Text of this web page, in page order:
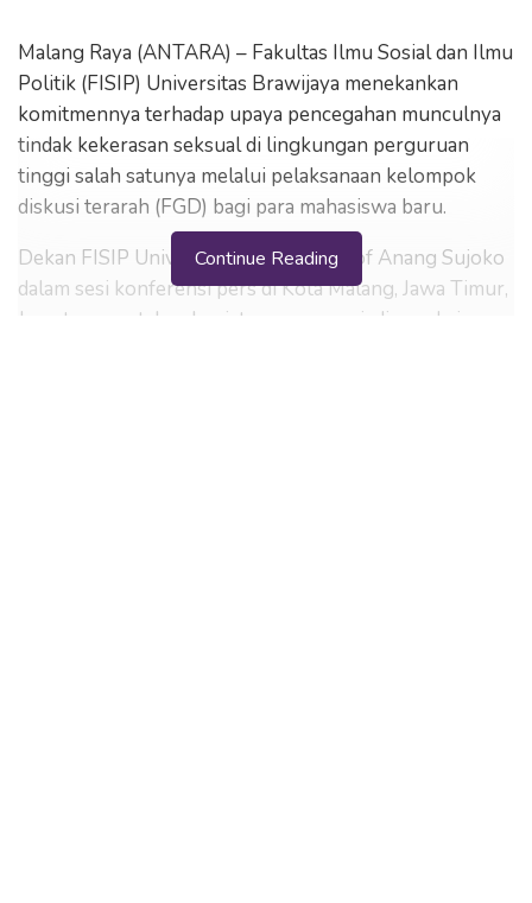
Malang Raya (ANTARA) – Fakultas Ilmu Sosial dan Ilmu
Politik (FISIP) Universitas Brawijaya menekankan
komitmennya terhadap upaya pencegahan munculnya
tindak kekerasan seksual di lingkungan perguruan
tinggi salah satunya melalui pelaksanaan kelompok
diskusi terarah (FGD) bagi para mahasiswa baru.
Dekan FISIP Universitas Brawijaya Prof Anang Sujoko
dalam sesi konferensi pers di Kota Malang, Jawa Timur,
Jumat, menyatakan kegiatan yang menjadi rangkaian
Continue Reading